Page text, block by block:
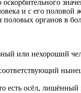
и с его половой
органов в
или нехороший
есть осёл, лишённый